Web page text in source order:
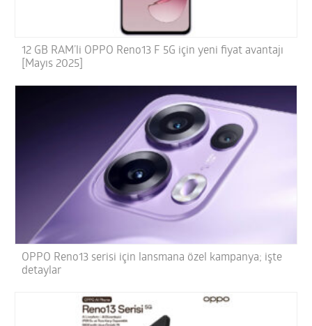
12 GB RAM’li OPPO Reno13 F 5G için yeni fiyat avantajı
[Mayıs 2025]
OPPO Reno13 serisi için lansmana özel kampanya; işte
detaylar